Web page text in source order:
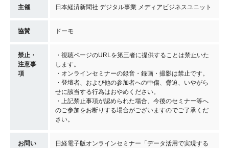
主催 日本経済新聞社 デジタル事業 メディアビジネスユニット
協賛 ドーモ
禁止・
注意事
項
・視聴ページのURLを第三者に提供することは禁止いた
します。
・オンラインセミナーの録音・録画・撮影は禁止です。
・登壇者、および他の参加者への中傷、脅迫、いやがら
せに該当する行為はおやめください。
・上記禁止事項が認められた場合、今後のセミナー等へ
のご参加をお断りする場合がございますのでご了承くだ
さい。
お問い
日経電子版オンラインセミナー「データ活用で実現する